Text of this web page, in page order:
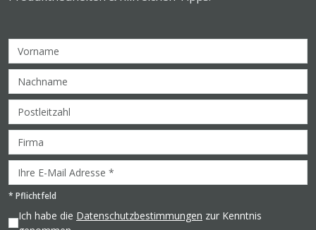
* Pflichtfeld
Ich habe die Datenschutzbestimmungen zur Kenntnis